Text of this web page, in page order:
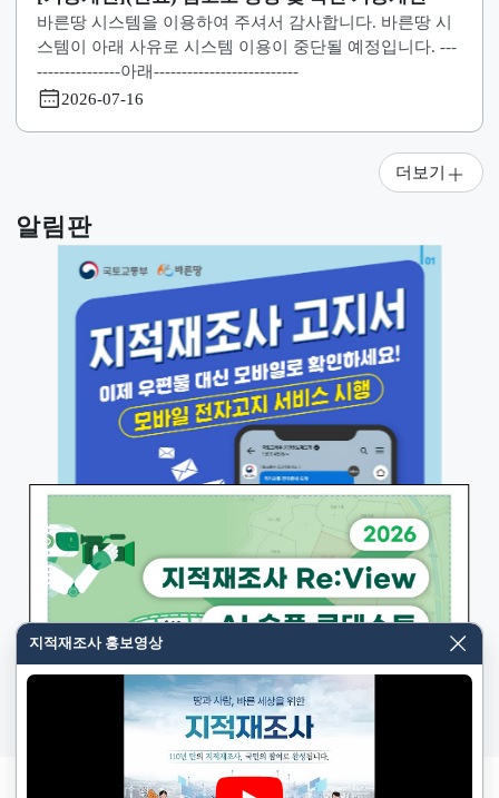
2026 지적재조사 Re:View AI 숏폼 콘텐츠 콘테스
참가자 모집
안녕하세요. 바른땅 시스템 사업단입니다. 지적재조사에
대한 국민의 관심과 이해를 높이고, 새로운 시각의 홍보
텐츠를 발굴하기 위해 2026 지적재조사 Re:View AI 숏폼
콘텐츠 콘테스트 를 개최하오니 많은 관심과 참여 바랍
2026-07-31
공지사항
[기능개선](완료) 참고도 생성 및 확인 기능개선
바른땅 시스템을 이용하여 주셔서 감사합니다. 바른땅
스템이 아래 사유로 시스템 이용이 중단될 예정입니다.
---------------아래--------------------------
2026-07-16
알림판